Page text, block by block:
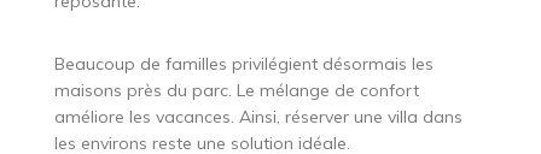
Beaucoup de familles privilégient désormais les
maisons près du parc. Le mélange de confort
améliore les vacances. Ainsi, réserver une villa dans
les environs reste une solution idéale.